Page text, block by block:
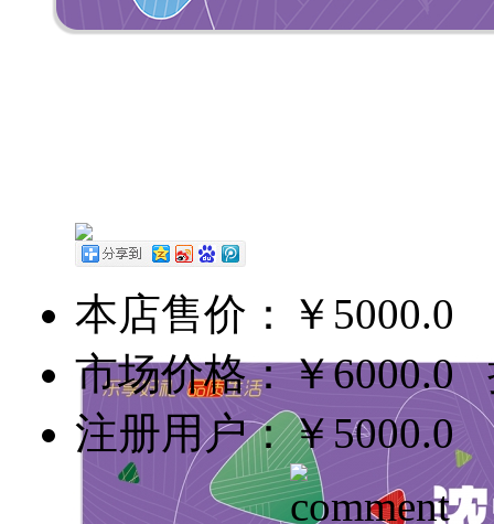
本店售价：
￥5000.0
市场价格：￥6000.0
注册用户：￥5000.0